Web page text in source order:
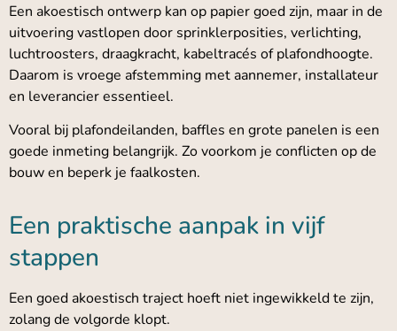
Een akoestisch ontwerp kan op papier goed zijn, maar in de
uitvoering vastlopen door sprinklerposities, verlichting,
luchtroosters, draagkracht, kabeltracés of plafondhoogte.
Daarom is vroege afstemming met aannemer, installateur
en leverancier essentieel.
Vooral bij plafondeilanden, baffles en grote panelen is een
goede inmeting belangrijk. Zo voorkom je conflicten op de
bouw en beperk je faalkosten.
Een praktische aanpak in vijf
stappen
Een goed akoestisch traject hoeft niet ingewikkeld te zijn,
zolang de volgorde klopt.